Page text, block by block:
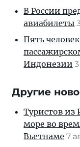
В России
авиабилеты
Пять
Индонезии
Другие
Туристов из
море во
Вьетнаме 7